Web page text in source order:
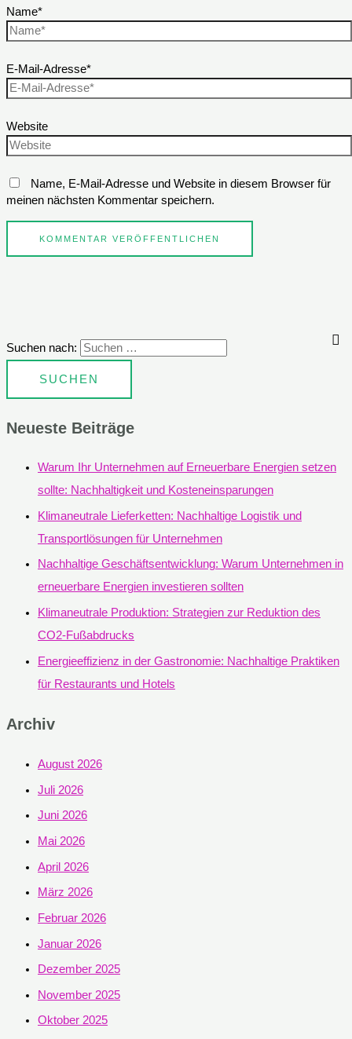
Name*
E-Mail-Adresse*
Website
Name, E-Mail-Adresse und Website in diesem Browser für
meinen nächsten Kommentar speichern.
Suchen nach:
Neueste Beiträge
Warum Ihr Unternehmen auf Erneuerbare Energien setzen
sollte: Nachhaltigkeit und Kosteneinsparungen
Klimaneutrale Lieferketten: Nachhaltige Logistik und
Transportlösungen für Unternehmen
Nachhaltige Geschäftsentwicklung: Warum Unternehmen in
erneuerbare Energien investieren sollten
Klimaneutrale Produktion: Strategien zur Reduktion des
CO2-Fußabdrucks
Energieeffizienz in der Gastronomie: Nachhaltige Praktiken
für Restaurants und Hotels
Archiv
August 2026
Juli 2026
Juni 2026
Mai 2026
April 2026
März 2026
Februar 2026
Januar 2026
Dezember 2025
November 2025
Oktober 2025